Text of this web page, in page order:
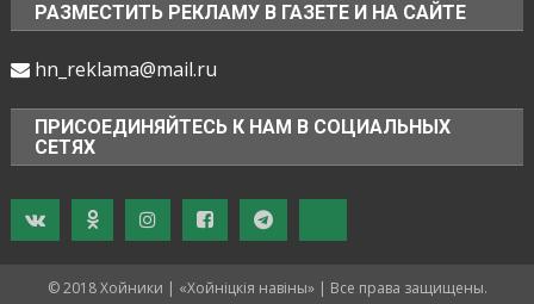
РАЗМЕСТИТЬ РЕКЛАМУ В ГАЗЕТЕ И НА САЙТЕ
hn_reklama@mail.ru
ПРИСОЕДИНЯЙТЕСЬ К НАМ В СОЦИАЛЬНЫХ
СЕТЯХ
© 2018 Хойники | «Хойнiцкiя навiны» | Все права защищены.